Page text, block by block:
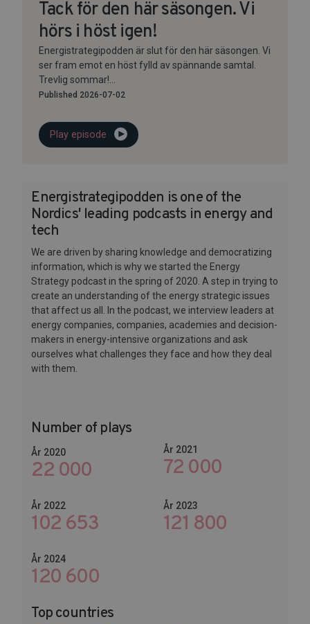
Tack för den här säsongen. Vi
hörs i höst igen!
Energistrategipodden är slut för den här säsongen. Vi
ser fram emot en höst fylld av spännande samtal.
Trevlig sommar!...
Published 2026-07-02
Play episode
Energistrategipodden is one of the
Nordics' leading podcasts in energy and
tech
We are driven by sharing knowledge and democratizing
information, which is why we started the Energy
Strategy podcast in the spring of 2020. A step in trying to
create an understanding of the energy strategic issues
that affect us all. In the podcast, we interview leaders at
energy companies, companies, academies and decision-
makers in energy-intensive organizations and ask
ourselves what challenges they face and how they deal
with them.
Number of plays
År 2020
22 000
År 2021
72 000
År 2022
102 653
År 2023
145 674
År 2024
147 600
Top countries